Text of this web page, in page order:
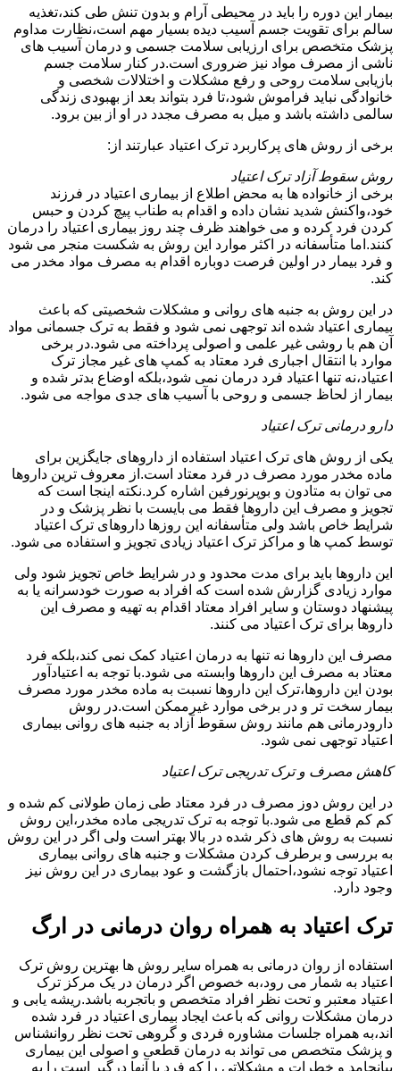
بیمار این دوره را باید در محیطی آرام و بدون تنش طی کند،تغذیه
سالم برای تقویت جسم آسیب دیده بسیار مهم است،نظارت مداوم
پزشک متخصص برای ارزیابی سلامت جسمی و درمان آسیب های
ناشی از مصرف مواد نیز ضروری است.در کنار سلامت جسم
بازیابی سلامت روحی و رفع مشکلات و اختلالات شخصی و
خانوادگی نباید فراموش شود،تا فرد بتواند بعد از بهبودی زندگی
سالمی داشته باشد و میل به مصرف مجدد در او از بین برود.
برخی از روش های پرکاربرد ترک اعتیاد عبارتند از:
روش سقوط آزاد ترک اعتیاد
برخی از خانواده ها به محض اطلاع از بیماری اعتیاد در فرزند
خود،واکنش شدید نشان داده و اقدام به طناب پیچ کردن و حبس
کردن فرد کرده و می خواهند ظرف چند روز بیماری اعتیاد را درمان
کنند.اما متأسفانه در اکثر موارد این روش به شکست منجر می شود
و فرد بیمار در اولین فرصت دوباره اقدام به مصرف مواد مخدر می
کند.
در این روش به جنبه های روانی و مشکلات شخصیتی که باعث
بیماری اعتیاد شده اند توجهی نمی شود و فقط به ترک جسمانی مواد
آن هم با روشی غیر علمی و اصولی پرداخته می شود.در برخی
موارد با انتقال اجباری فرد معتاد به کمپ های غیر مجاز ترک
اعتیاد،نه تنها اعتیاد فرد درمان نمی شود،بلکه اوضاع بدتر شده و
بیمار از لحاظ جسمی و روحی با آسیب های جدی مواجه می شود.
دارو درمانی ترک اعتیاد
یکی از روش های ترک اعتیاد استفاده از داروهای جایگزین برای
ماده مخدر مورد مصرف در فرد معتاد است.از معروف ترین داروها
می توان به متادون و بوپرنورفین اشاره کرد.نکته اینجا است که
تجویز و مصرف این داروها فقط می بایست با نظر پزشک و در
شرایط خاص باشد ولی متأسفانه این روزها داروهای ترک اعتیاد
توسط کمپ ها و مراکز ترک اعتیاد زیادی تجویز و استفاده می شود.
این داروها باید برای مدت محدود و در شرایط خاص تجویز شود ولی
موارد زیادی گزارش شده است که افراد به صورت خودسرانه یا به
پیشنهاد دوستان و سایر افراد معتاد اقدام به تهیه و مصرف این
داروها برای ترک اعتیاد می کنند.
مصرف این داروها نه تنها به درمان اعتیاد کمک نمی کند،بلکه فرد
معتاد به مصرف این داروها وابسته می شود.با توجه به اعتیادآور
بودن این داروها،ترک این داروها نسبت به ماده مخدر مورد مصرف
بیمار سخت تر و در برخی موارد غیرممکن است.در روش
دارودرمانی هم مانند روش سقوط آزاد به جنبه های روانی بیماری
اعتیاد توجهی نمی شود.
کاهش مصرف و ترک تدریجی ترک اعتیاد
در این روش دوز مصرف در فرد معتاد طی زمان طولانی کم شده و
کم کم قطع می شود.با توجه به ترک تدریجی ماده مخدر،این روش
نسبت به روش های ذکر شده در بالا بهتر است ولی اگر در این روش
به بررسی و برطرف کردن مشکلات و جنبه های روانی بیماری
اعتیاد توجه نشود،احتمال بازگشت و عود بیماری در این روش نیز
وجود دارد.
ترک اعتیاد به همراه روان درمانی در ارگ
استفاده از روان درمانی به همراه سایر روش ها بهترین روش ترک
اعتیاد به شمار می رود،به خصوص اگر درمان در یک مرکز ترک
اعتیاد معتبر و تحت نظر افراد متخصص و باتجربه باشد.ریشه یابی و
درمان مشکلات روانی که باعث ایجاد بیماری اعتیاد در فرد شده
اند،به همراه جلسات مشاوره فردی و گروهی تحت نظر روانشناس
و پزشک متخصص می تواند به درمان قطعی و اصولی این بیماری
بیانجامد و خطرات و مشکلاتی را که فرد با آنها درگیر است را به